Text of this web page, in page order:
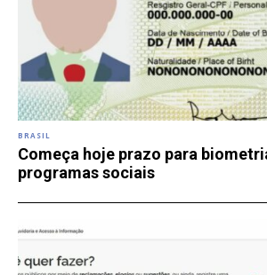
BRASIL
Começa hoje prazo para
programas sociais